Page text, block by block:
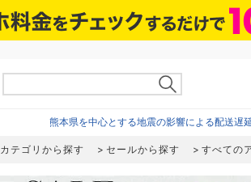
熊本県を中心とする地震の影響による配送遅
カテゴリから探す セールから探す すべての